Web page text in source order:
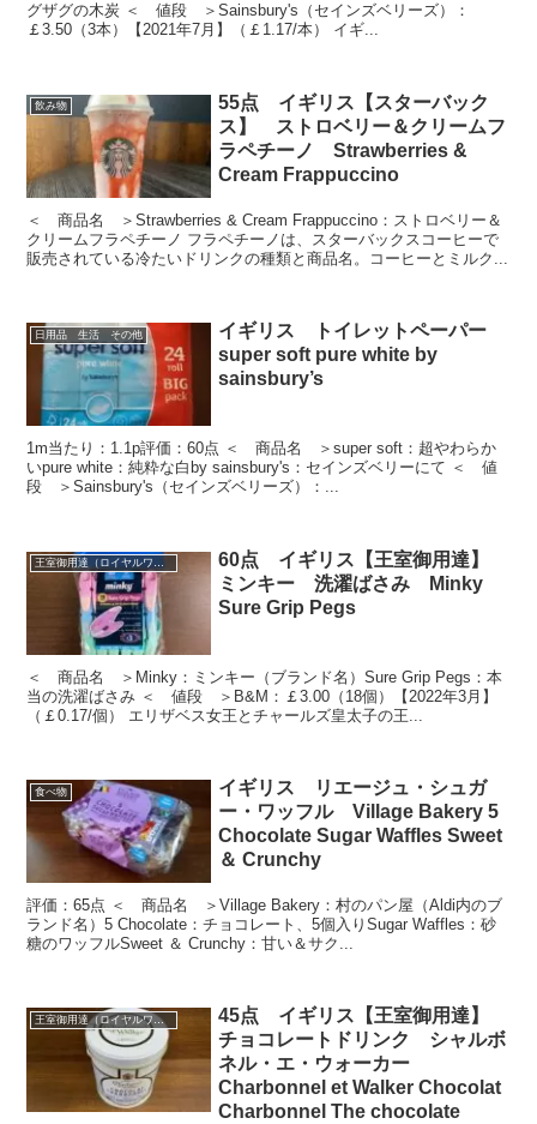
グザグの木炭 ＜ 値段 ＞Sainsbury's（セインズベリーズ）：
￡3.50（3本）【2021年7月】（￡1.17/本） イギ...
飲み物
55点 イギリス【スターバック
ス】 ストロベリー＆クリームフ
ラペチーノ Strawberries &
Cream Frappuccino
＜ 商品名 ＞Strawberries & Cream Frappuccino：ストロベリー＆
クリームフラペチーノ フラペチーノは、スターバックスコーヒーで
販売されている冷たいドリンクの種類と商品名。コーヒーとミルク...
日用品 生活 その他
イギリス トイレットペーパー
super soft pure white by
sainsbury’s
1m当たり：1.1p評価：60点 ＜ 商品名 ＞super soft：超やわらか
いpure white：純粋な白by sainsbury's：セインズベリーにて ＜ 値
段 ＞Sainsbury's（セインズベリーズ）：...
王室御用達（ロイヤルワラント）
60点 イギリス【王室御用達】
ミンキー 洗濯ばさみ Minky
Sure Grip Pegs
＜ 商品名 ＞Minky：ミンキー（ブランド名）Sure Grip Pegs：本
当の洗濯ばさみ ＜ 値段 ＞B&M：￡3.00（18個）【2022年3月】
（￡0.17/個） エリザベス女王とチャールズ皇太子の王...
食べ物
イギリス リエージュ・シュガ
ー・ワッフル Village Bakery 5
Chocolate Sugar Waffles Sweet
＆ Crunchy
評価：65点 ＜ 商品名 ＞Village Bakery：村のパン屋（Aldi内のブ
ランド名）5 Chocolate：チョコレート、5個入りSugar Waffles：砂
糖のワッフルSweet ＆ Crunchy：甘い＆サク...
王室御用達（ロイヤルワラント）
45点 イギリス【王室御用達】
チョコレートドリンク シャルボ
ネル・エ・ウォーカー
Charbonnel et Walker Chocolat
Charbonnel The chocolate